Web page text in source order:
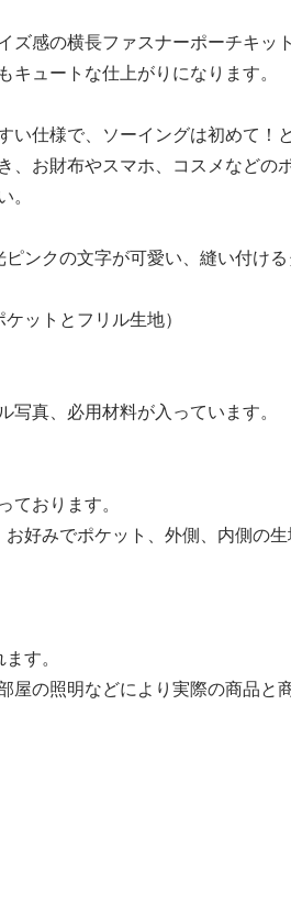
ズ感の横長ファスナーポーチキッ
キュートな仕上がりになります。
い仕様で、ソーイングは初めて！
、お財布やスマホ、コスメなど
。
ンクの文字が可愛い、縫い付け
ットとフリル生地）
写真、必用材料が入っています。
ております。
好みでポケット、外側、内側の
す。
の照明などにより実際の商品と